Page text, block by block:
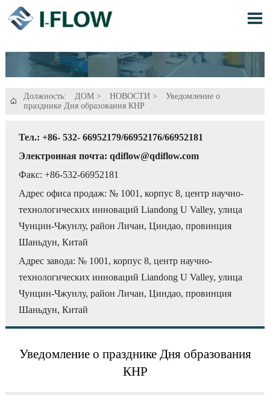


Должность: ДОМ> НОВОСТИ>
Уведомление о
празднике Дня образования КНР
Тел.: +86- 532- 66952179/66952176/66952181
Электронная почта: qdiflow@qdiflow.com
Факс: +86-532-66952181
Адрес офиса продаж: № 1001, корпус 8, центр научно-
технологических инноваций Liandong U Valley, улица
Чунцин-Чжунлу, район Личан, Циндао, провинция
Шаньдун, Китай
Адрес завода: № 1001, корпус 8, центр научно-
технологических инноваций Liandong U Valley, улица
Чунцин-Чжунлу, район Личан, Циндао, провинция
Шаньдун, Китай
Уведомление о празднике Дня образования
КНР